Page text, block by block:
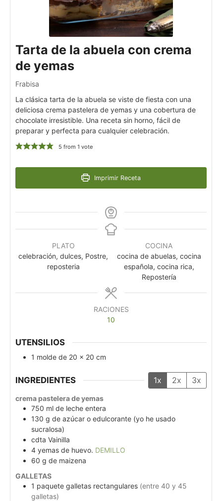
Tarta de la abuela con crema
de yemas
Frabisa
La clásica tarta de la abuela se viste de fiesta con una
deliciosa crema pastelera de yemas y una cobertura de
chocolate irresistible. Una receta sin horno, fácil de
preparar y perfecta para cualquier celebración.
5 from 1 vote
Imprimir Receta
PLATO
celebración, dulces, Postre,
reposteria
COCINA
cocina de abuelas, cocina
española, cocina rica,
Repostería
RACIONES
10
UTENSILIOS
1 molde de 20 x 20 cm
INGREDIENTES 1x 2x 3x
crema pastelera de yemas
750 ml de leche entera
130 g de azúcar o edulcorante (yo he usado
sucralosa)
cdta Vainilla
4 yemas de huevo. DEMILLO
60 g de maizena
GALLETAS
1 paquete galletas rectangulares (entre 40 y 45
galletas)